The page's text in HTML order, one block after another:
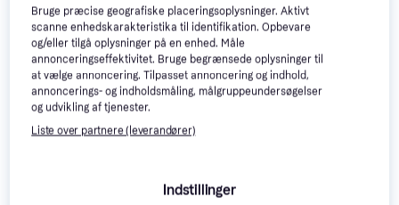
Roces Paradise Sr
Kunstskøjte
Bruge præcise geografiske placeringsoplysninger. Aktivt
scanne enhedskarakteristika til identifikation. Opbevare
og/eller tilgå oplysninger på en enhed. Måle
annonceringseffektivitet. Bruge begrænsede oplysninger til
at vælge annoncering. Tilpasset annoncering og indhold,
annoncerings- og indholdsmåling, målgruppeundersøgelser
og udvikling af tjenester.
Liste over partnere (leverandører)
Indstillinger